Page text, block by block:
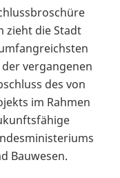
zieht die Stadt
vergangenen
des von
im Rahmen
Bauwesen.